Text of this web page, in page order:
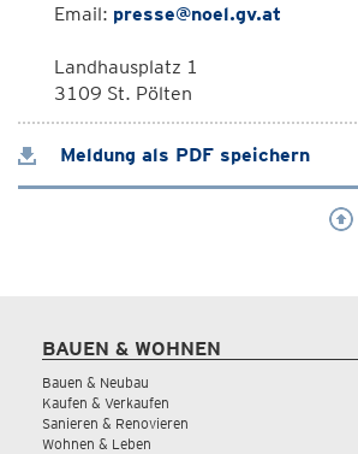
Email: presse@noel.gv.at
Landhausplatz 1
3109 St. Pölten
Meldung als PDF speichern
BAUEN & WOHNEN
Bauen & Neubau
Kaufen & Verkaufen
Sanieren & Renovieren
Wohnen & Leben